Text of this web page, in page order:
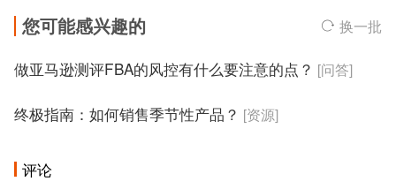
您可能感兴趣的 换一批
做亚马逊测评FBA的风控有什么要注意的点？ [问答]
终极指南：如何销售季节性产品？ [资源]
评论